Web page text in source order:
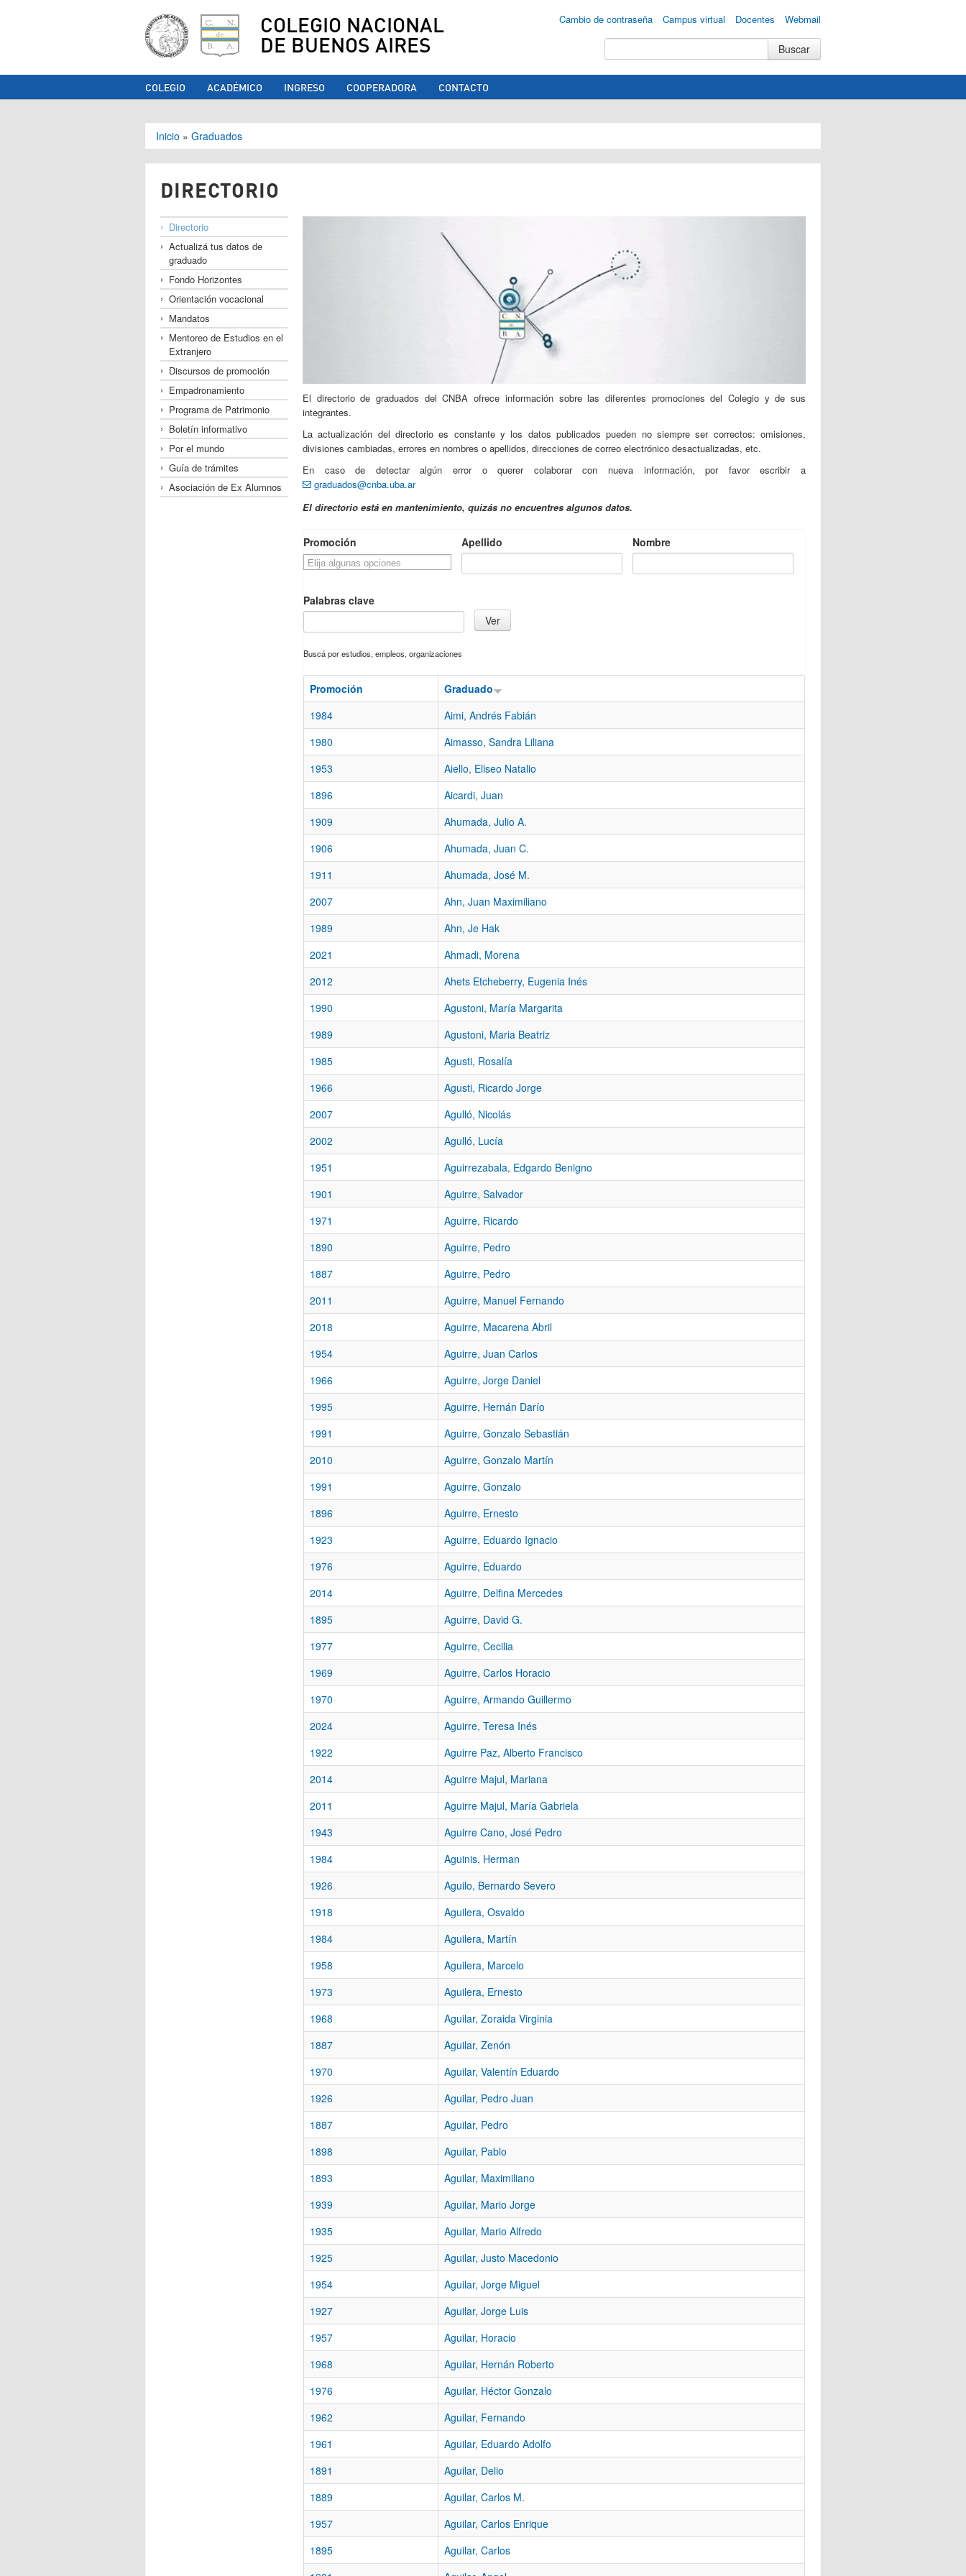
COLEGIO NACIONAL
DE BUENOS AIRES
Cambio de contraseña Campus virtual Docentes Webmail
COLEGIO ACADÉMICO INGRESO COOPERADORA CONTACTO
Se encuentra usted aquí
Inicio » Graduados
DIRECTORIO
Directorio
Actualizá tus datos de
graduado
Fondo Horizontes
Orientación vocacional
Mandatos
Mentoreo de Estudios en el
Extranjero
Discursos de promoción
Empadronamiento
Programa de Patrimonio
Boletín informativo
Por el mundo
Guía de trámites
Asociación de Ex Alumnos
El directorio de graduados del CNBA ofrece información sobre las diferentes promociones del Colegio y de sus
integrantes.
La actualización del directorio es constante y los datos publicados pueden no siempre ser correctos: omisiones,
divisiones cambiadas, errores en nombres o apellidos, direcciones de correo electrónico desactualizadas, etc.
En caso de detectar algún error o querer colaborar con nueva información, por favor escribir a
graduados@cnba.uba.ar
El directorio está en mantenimiento, quizás no encuentres algunos datos.
Promoción Apellido Nombre
Palabras clave
Buscá por estudios, empleos, organizaciones
Promoción
Graduado
1984
Aimi, Andrés Fabián
1980
Aimasso, Sandra Liliana
1953
Aiello, Eliseo Natalio
1896
Aicardi, Juan
1909
Ahumada, Julio A.
1906
Ahumada, Juan C.
1911
Ahumada, José M.
2007
Ahn, Juan Maximiliano
1989
Ahn, Je Hak
2021
Ahmadi, Morena
2012
Ahets Etcheberry, Eugenia Inés
1990
Agustoni, María Margarita
1989
Agustoni, Maria Beatriz
1985
Agusti, Rosalía
1966
Agusti, Ricardo Jorge
2007
Agulló, Nicolás
2002
Agulló, Lucía
1951
Aguirrezabala, Edgardo Benigno
1901
Aguirre, Salvador
1971
Aguirre, Ricardo
1890
Aguirre, Pedro
1887
Aguirre, Pedro
2011
Aguirre, Manuel Fernando
2018
Aguirre, Macarena Abril
1954
Aguirre, Juan Carlos
1966
Aguirre, Jorge Daniel
1995
Aguirre, Hernán Darío
1991
Aguirre, Gonzalo Sebastián
2010
Aguirre, Gonzalo Martín
1991
Aguirre, Gonzalo
1896
Aguirre, Ernesto
1923
Aguirre, Eduardo Ignacio
1976
Aguirre, Eduardo
2014
Aguirre, Delfina Mercedes
1895
Aguirre, David G.
1977
Aguirre, Cecilia
1969
Aguirre, Carlos Horacio
1970
Aguirre, Armando Guillermo
2024
Aguirre, Teresa Inés
1922
Aguirre Paz, Alberto Francisco
2014
Aguirre Majul, Mariana
2011
Aguirre Majul, María Gabriela
1943
Aguirre Cano, José Pedro
1984
Aguinis, Herman
1926
Aguilo, Bernardo Severo
1918
Aguilera, Osvaldo
1984
Aguilera, Martín
1958
Aguilera, Marcelo
1973
Aguilera, Ernesto
1968
Aguilar, Zoraida Virginia
1887
Aguilar, Zenón
1970
Aguilar, Valentín Eduardo
1926
Aguilar, Pedro Juan
1887
Aguilar, Pedro
1898
Aguilar, Pablo
1893
Aguilar, Maximiliano
1939
Aguilar, Mario Jorge
1935
Aguilar, Mario Alfredo
1925
Aguilar, Justo Macedonio
1954
Aguilar, Jorge Miguel
1927
Aguilar, Jorge Luis
1957
Aguilar, Horacio
1968
Aguilar, Hernán Roberto
1976
Aguilar, Héctor Gonzalo
1962
Aguilar, Fernando
1961
Aguilar, Eduardo Adolfo
1891
Aguilar, Delio
1889
Aguilar, Carlos M.
1957
Aguilar, Carlos Enrique
1895
Aguilar, Carlos